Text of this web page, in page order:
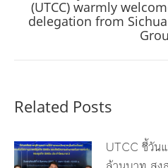
(UTCC) warmly
delegation from
Related Posts
UTCC ชี้วัน